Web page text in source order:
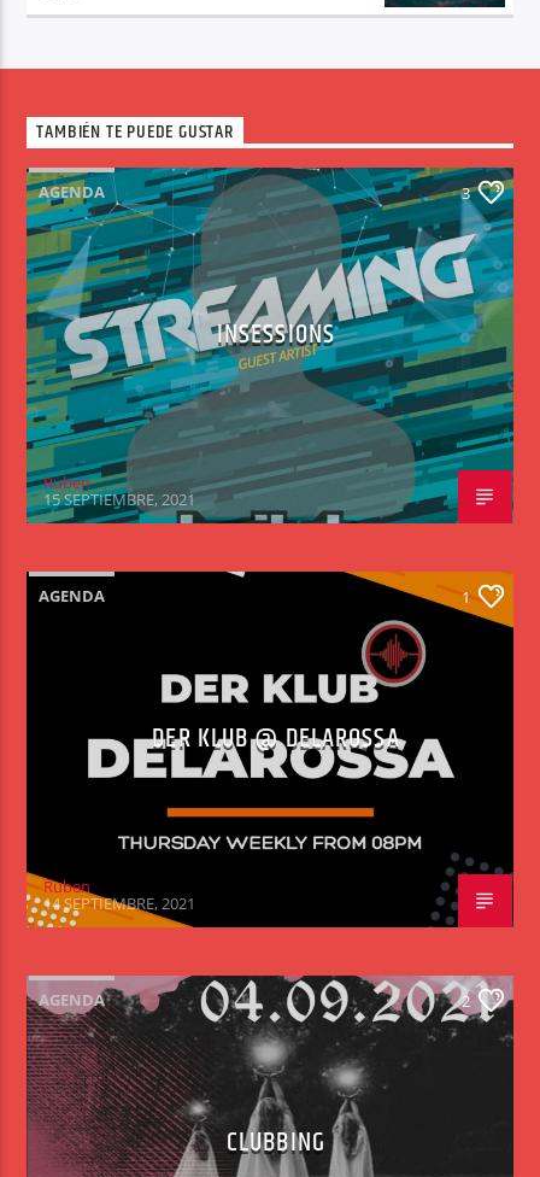
TAMBIÉN TE PUEDE GUSTAR
AGENDA 3
INSESSIONS
Ruben
15 SEPTIEMBRE, 2021
AGENDA 1
DER KLUB @ DELAROSSA
Ruben
14 SEPTIEMBRE, 2021
AGENDA 2
CLUBBING